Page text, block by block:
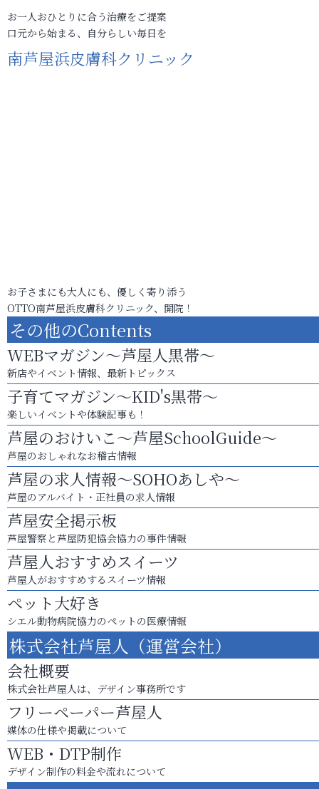
お一人おひとりに合う治療をご提案
口元から始まる、自分らしい毎日を
南芦屋浜皮膚科クリニック
お子さまにも大人にも、優しく寄り添う
OTTO南芦屋浜皮膚科クリニック、開院！
その他のContents
WEBマガジン～芦屋人黒帯～
新店やイベント情報、最新トピックス
子育てマガジン～KID's黒帯～
楽しいイベントや体験記事も！
芦屋のおけいこ～芦屋SchoolGuide～
芦屋のおしゃれなお稽古情報
芦屋の求人情報～SOHOあしや～
芦屋のアルバイト・正社員の求人情報
芦屋安全掲示板
芦屋警察と芦屋防犯協会協力の事件情報
芦屋人おすすめスイーツ
芦屋人がおすすめするスイーツ情報
ペット大好き
シエル動物病院協力のペットの医療情報
株式会社芦屋人（運営会社）
会社概要
株式会社芦屋人は、デザイン事務所です
フリーペーパー芦屋人
媒体の仕様や掲載について
WEB・DTP制作
デザイン制作の料金や流れについて